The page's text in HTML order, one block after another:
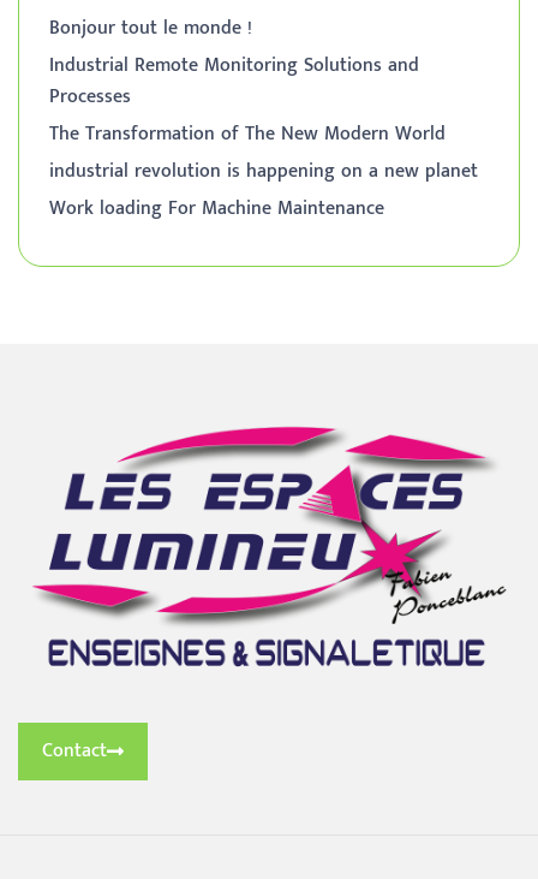
Bonjour tout le monde !
Industrial Remote Monitoring Solutions and
Processes
The Transformation of The New Modern World
industrial revolution is happening on a new planet
Work loading For Machine Maintenance
Contact